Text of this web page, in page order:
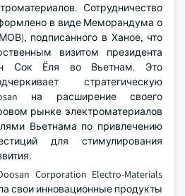
Сотрудничество
в виде Меморандума о
подписанного в Ханое, что
визитом президента
Сок Ёля во Вьетнам. Это
стратегическую
на расширение своего
рынке электроматериалов
Вьетнама по привлечению
для стимулирования
Corporation Electro-Materials
свои инновационные продукты